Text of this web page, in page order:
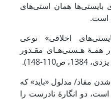
بایستی‌ها همان استی‌های
است.
اخلاقی» نوعی
هـستی‌هـای مقـدور
148).
مفاد/ مدلول «باید» که
دو انگارۀ نادرست را